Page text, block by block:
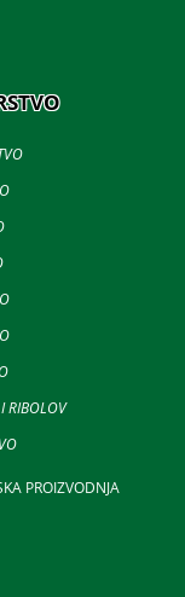
RIBOLOV
PROIZVODNJA